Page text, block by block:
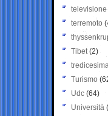
televisione
terremoto
Tibet(2)
Turismo
Udc (64)
Università